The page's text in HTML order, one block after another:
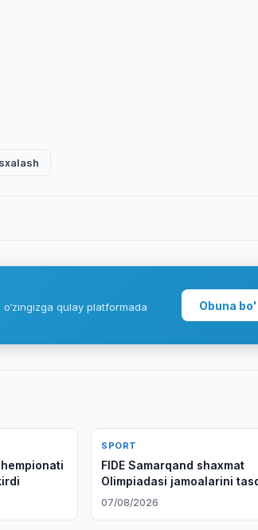
qulay platformada
Obuna
SPORT
FIDE Samarqand shaxmat
Olimpiadasi jamoalarini
07/08/2026